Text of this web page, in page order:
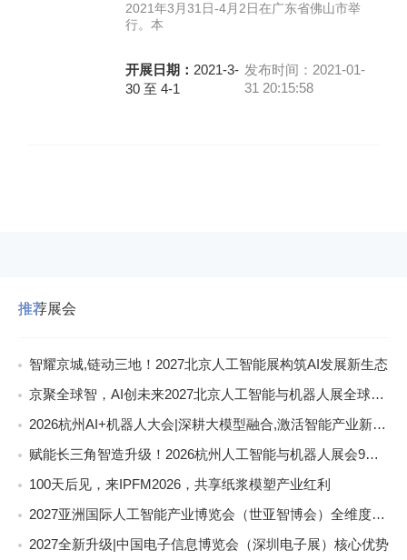
2021年3月31日-4月2日在广东省佛山市举
行。本
开展日期： 2021-3-
30 至 4-1
发布时间：2021-01-
31 20:15:58
推荐展会
智耀京城,链动三地！2027北京人工智能展构筑AI发展新生态
京聚全球智，AI创未来2027北京人工智能与机器人展全球启动
2026杭州AI+机器人大会|深耕大模型融合,激活智能产业新动能
赋能长三角智造升级！2026杭州人工智能与机器人展会9月启幕
100天后见，来IPFM2026，共享纸浆模塑产业红利
2027亚洲国际人工智能产业博览会（世亚智博会）全维度介绍
2027全新升级|中国电子信息博览会（深圳电子展）核心优势